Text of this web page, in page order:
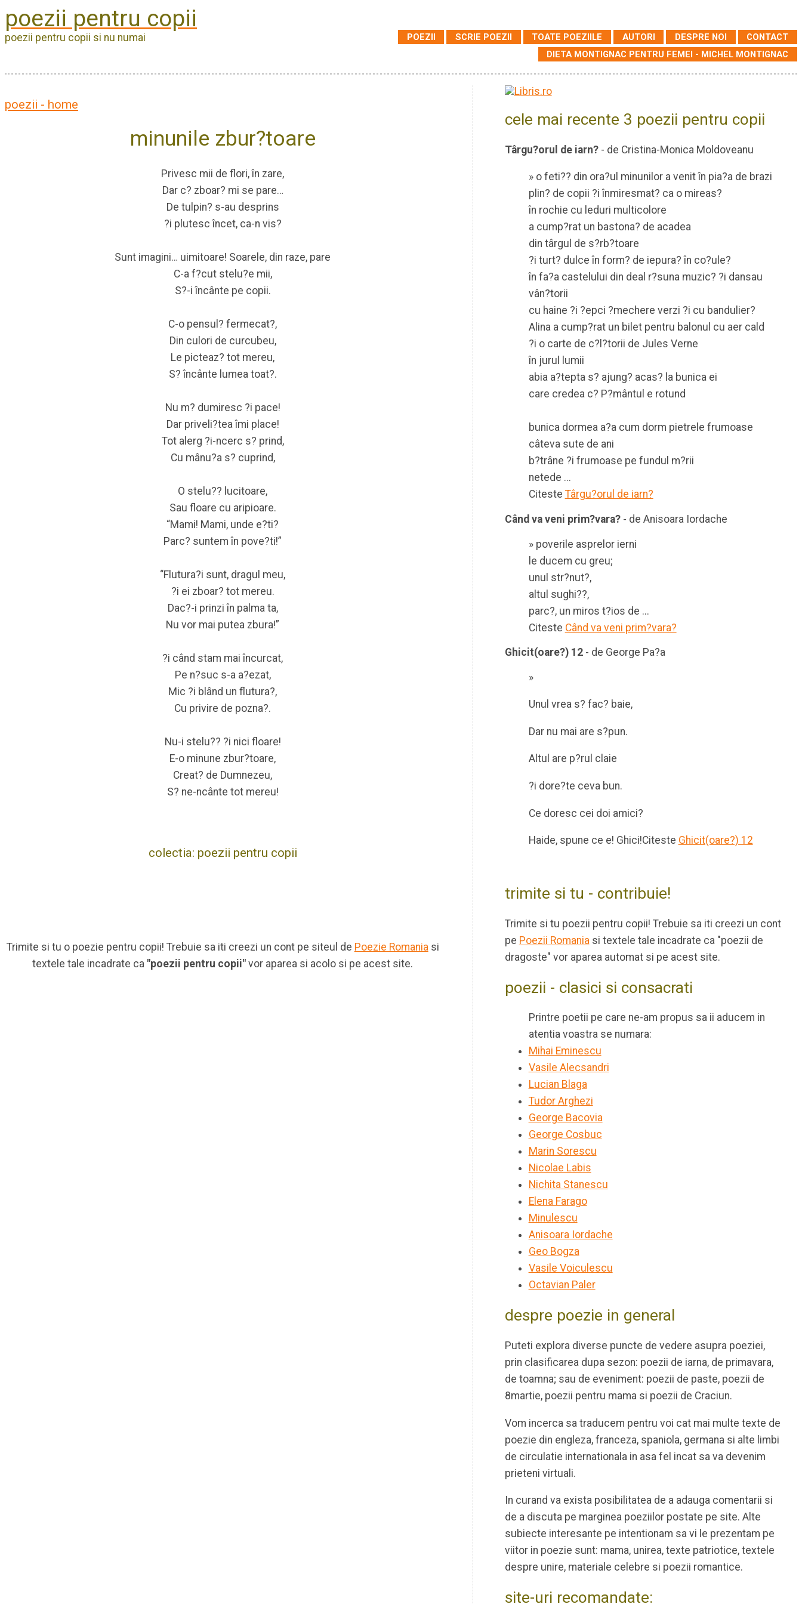
poezii pentru copii
poezii pentru copii si nu numai POEZII SCRIE POEZII TOATE POEZIILE AUTORI DESPRE NOI
CONTACT
DIETA MONTIGNAC PENTRU FEMEI - MICHEL MONTIGNAC
poezii - home
minunile zbur?toare
Privesc mii de flori, în zare,
Dar c? zboar? mi se pare…
De tulpin? s-au desprins
?i plutesc încet, ca-n vis?
Sunt imagini… uimitoare! Soarele, din raze, pare
C-a f?cut stelu?e mii,
S?-i încânte pe copii.
C-o pensul? fermecat?,
Din culori de curcubeu,
Le picteaz? tot mereu,
S? încânte lumea toat?.
Nu m? dumiresc ?i pace!
Dar priveli?tea îmi place!
Tot alerg ?i-ncerc s? prind,
Cu mânu?a s? cuprind,
O stelu?? lucitoare,
Sau floare cu aripioare.
“Mami! Mami, unde e?ti?
Parc? suntem în pove?ti!”
“Flutura?i sunt, dragul meu,
?i ei zboar? tot mereu.
Dac?-i prinzi în palma ta,
Nu vor mai putea zbura!”
?i când stam mai încurcat,
Pe n?suc s-a a?ezat,
Mic ?i blând un flutura?,
Cu privire de pozna?.
Nu-i stelu?? ?i nici floare!
E-o minune zbur?toare,
Creat? de Dumnezeu,
S? ne-ncânte tot mereu!
colectia: poezii pentru copii
Trimite si tu o poezie pentru copii! Trebuie sa iti creezi un cont pe siteul de Poezie Romaniasi
textele tale incadrate ca "poezii pentru copii" vor aparea si acolo si pe acest site.
cele mai recente 3 poezii pentru copii
Târgu?orul de iarn?- de Cristina-Monica Moldoveanu
» o feti?? din ora?ul minunilor a venit în pia?a de brazi
plin? de copii ?i înmiresmat? ca o mireas?
în rochie cu leduri multicolore
a cump?rat un bastona? de acadea
din târgul de s?rb?toare
?i turt? dulce în form? de iepura? în co?ule?
în fa?a castelului din deal r?suna muzic? ?i dansau
vân?torii
cu haine ?i ?epci ?mechere verzi ?i cu bandulier?
Alina a cump?rat un bilet pentru balonul cu aer cald
?i o carte de c?l?torii de Jules Verne
în jurul lumii
abia a?tepta s? ajung? acas? la bunica ei
care credea c? P?mântul e rotund
bunica dormea a?a cum dorm pietrele frumoase
câteva sute de ani
b?trâne ?i frumoase pe fundul m?rii
netede ...
Citeste Târgu?orul de iarn?
Când va veni prim?vara?- de Anisoara Iordache
» poverile asprelor ierni
le ducem cu greu;
unul str?nut?,
altul sughi??,
parc?, un miros t?ios de ...
Citeste Când va veni prim?vara?
Ghicit(oare?) 12- de George Pa?a
»
Unul vrea s? fac? baie,
Dar nu mai are s?pun.
Altul are p?rul claie
?i dore?te ceva bun.
Ce doresc cei doi amici?
Haide, spune ce e! Ghici!Citeste Ghicit(oare?) 12
trimite si tu - contribuie!
Trimite si tu poezii pentru copii! Trebuie sa iti creezi un cont
pe Poezii Romania si textele tale incadrate ca "poezii de
dragoste" vor aparea automat si pe acest site.
poezii - clasici si consacrati
Printre poetii pe care ne-am propus sa ii aducem in
atentia voastra se numara:
Mihai Eminescu
Vasile Alecsandri
Lucian Blaga
Tudor Arghezi
George Bacovia
George Cosbuc
Marin Sorescu
Nicolae Labis
Nichita Stanescu
Elena Farago
Minulescu
Anisoara Iordache
Geo Bogza
Vasile Voiculescu
Octavian Paler
despre poezie in general
Puteti explora diverse puncte de vedere asupra poeziei,
prin clasificarea dupa sezon: poezii de iarna, de primavara,
de toamna; sau de eveniment: poezii de paste, poezii de
8martie, poezii pentru mama si poezii de Craciun.
Vom incerca sa traducem pentru voi cat mai multe texte de
poezie din engleza, franceza, spaniola, germana si alte limbi
de circulatie internationala in asa fel incat sa va devenim
prieteni virtuali.
In curand va exista posibilitatea de a adauga comentarii si
de a discuta pe marginea poeziilor postate pe site. Alte
subiecte interesante pe intentionam sa vi le prezentam pe
viitor in poezie sunt: mama, unirea, texte patriotice, textele
despre unire, materiale celebre si poezii romantice.
site-uri recomandate: